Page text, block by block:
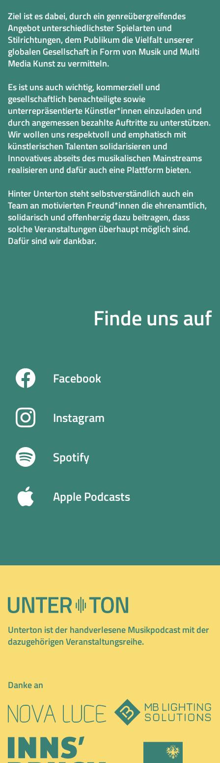
Ziel ist es dabei, durch ein genreübergreifendes
Angebot unterschiedlichster Spielarten und
Stilrichtungen, dem Publikum die Vielfalt unserer
globalen Gesellschaft in Form von Musik und Multi
Media Kunst zu vermitteln.
Es ist uns auch wichtig, kommerziell und
gesellschaftlich benachteiligte sowie
unterrepräsentierte Künstler*innen einzuladen und
durch angemessen bezahlte Auftritte zu unterstützen.
Wir wollen uns respektvoll und emphatisch mit
künstlerischen Talenten solidarisieren und
Innovatives abseits des musikalischen Mainstreams
realisieren und dafür auch eine Plattform bieten.
Hinter Unterton steht selbstverständlich auch ein
Team an motivierten Freund*innen die ehrenamtlich,
solidarisch und offenherzig dazu beitragen, dass
solche Veranstaltungen überhaupt möglich sind.
Dafür sind wir dankbar.
Finde uns auf
Facebook
Instagram
Spotify
Apple Podcasts
Unterton ist der handverlesene Musikpodcast mit der
dazugehörigen Veranstaltungsreihe.
Danke an